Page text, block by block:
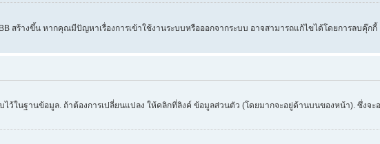
สร้างขึ้น หากคุณมีปัญหาเรื่องการเข้าใช้งานระบบหรือออกจากระบบ อาจสามารถแก้ไขได้โดยการลบคุ๊กกี้
ในฐานข้อมูล. ถ้าต้องการเปลี่ยนแปลง ให้คลิกที่ลิงค์ ข้อมูลส่วนตัว (โดยมากจะอยู่ด้านบนของหน้า). ซึ่งจ